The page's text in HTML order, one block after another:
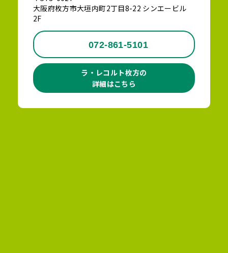
大阪府枚方市大垣内町2丁目8-22 シンエービル
2F
072-861-5101
ラ・レコルト枚方の
詳細はこちら